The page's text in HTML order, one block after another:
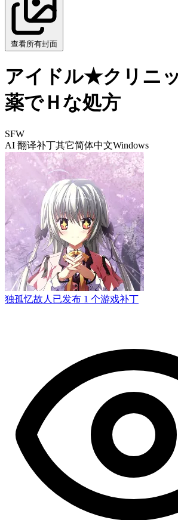
查看所有封面
アイドル★クリニ
薬でＨな処方
SFW
AI 翻译补丁其它简体中文Windows
独孤忆故人 已发布 1 个游戏补丁